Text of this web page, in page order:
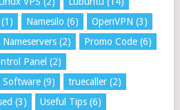
(1) Namesilo (6) OpenVPN (3)
(2) Promo Code(6)
Panel (2)
Software(9) truecaller(2)
(3) Useful Tips(6)